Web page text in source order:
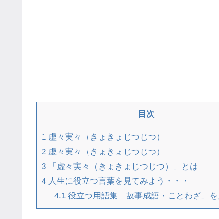
目次
1 虚々実々（きょきょじつじつ）
2 虚々実々（きょきょじつじつ）
3 「虚々実々（きょきょじつじつ）」とは
4 人生に役立つ言葉を見てみよう・・・
4.1役立つ用語集「故事成語・ことわざ」